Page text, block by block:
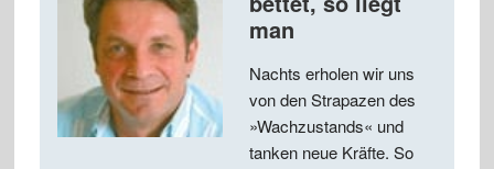
man
Nachts erholen wir uns
von den Strapazen des
»Wachzustands« und
tanken neue Kräfte. So